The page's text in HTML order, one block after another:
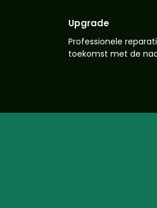
Upgrade
Professionele
toekomst met de